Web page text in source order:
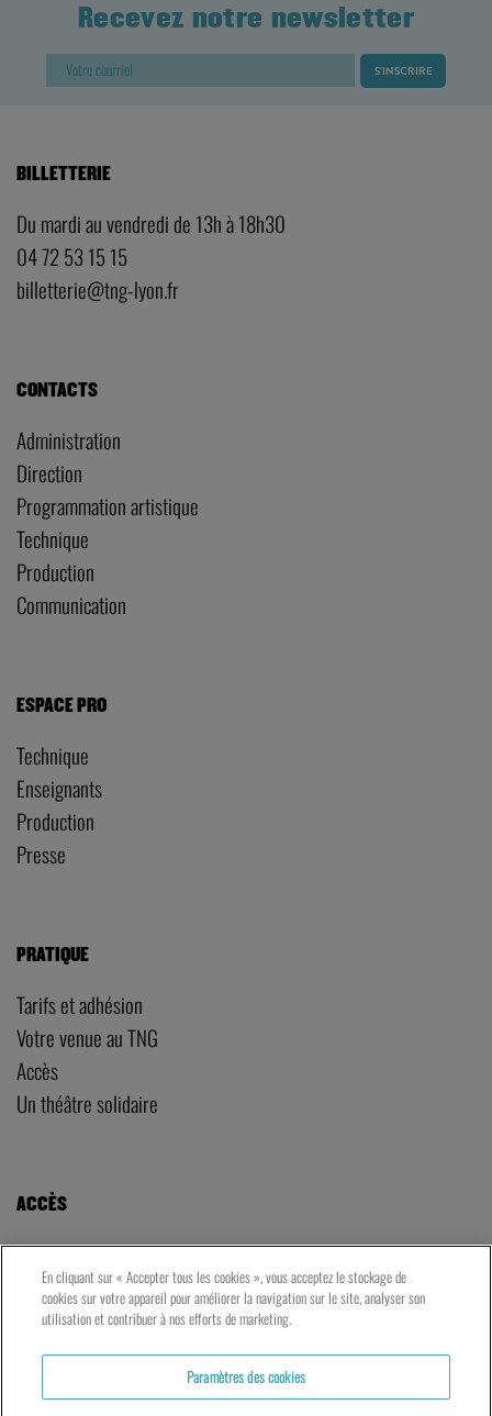
Recevez notre newsletter
BILLETTERIE
Du mardi au vendredi de 13h à 18h30
04 72 53 15 15
billetterie@tng-lyon.fr
CONTACTS
Administration
Direction
Programmation artistique
Technique
Production
Communication
ESPACE PRO
Technique
Enseignants
Production
Presse
PRATIQUE
Tarifs et adhésion
Votre venue au TNG
Accès
Un théâtre solidaire
ACCÈS
LE TNG – VAISE
23 rue de Bourgogne – Lyon 9ème
LES ATELIERS – PRESQU’ÎLE
5 rue du Petit David – Lyon 2ème
En cliquant sur « Accepter tous les cookies », vous acceptez le stockage de
cookies sur votre appareil pour améliorer la navigation sur le site, analyser son
utilisation et contribuer à nos efforts de marketing.
Paramètres des cookies